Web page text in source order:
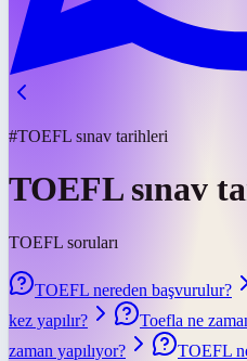
#TOEFL sınav tarihleri
TOEFL sınav
TOEFL soruları
TOEFL nereden başvurulur?
kez yapılır?
Toefla ne
zaman yapılıyor?
TOEFL